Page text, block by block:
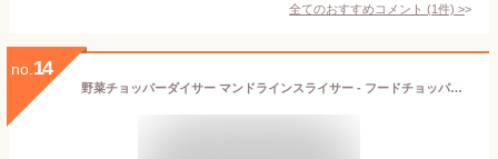
全てのおすすめコメント (1件) >
no. 14
野菜チョッパーダイサー マンドラインスライサー - フードチョッパー 野菜スパイラライザー 野菜スライサー - オニオンチョッパー サラダチョッパー 野菜チョッパー 野菜カッター フードスライサー